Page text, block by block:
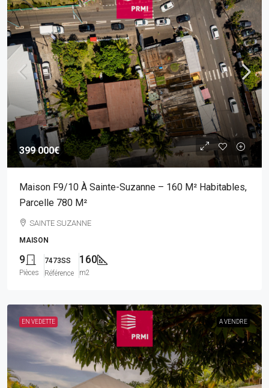
399 000€
Maison F9/10 À Sainte-Suzanne – 160 M² Habitables,
Parcelle 780 M²
SAINTE SUZANNE
MAISON
9
Pièces
7473SS
Référence
160
m2
EN VEDETTE A VENDRE